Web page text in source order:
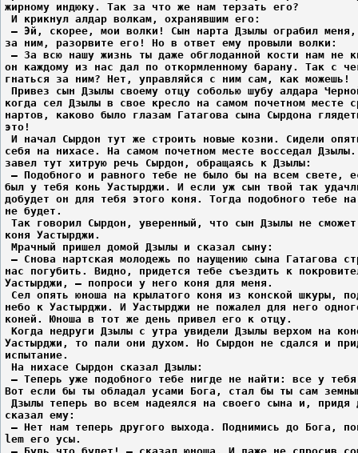
жирному индюку. Так за что же нам терзать его?
И крикнул алдар волкам, охранявшим его:
– Эй, скорее, мои волки! Сын нарта Дзылы ограбил меня,
за ним, разорвите его! Но в ответ ему провыли волки:
– За всю нашу жизнь ты даже обглоданной кости нам не
он каждому из нас дал по откормленному барану. Так с
гнаться за ним? Нет, управляйся с ним сам, как можешь!
Привез сын Дзылы своему отцу соболью шубу алдара
когда сел Дзылы в свое кресло на самом почетном месте
нартов, каково было глазам Гатагова сына Сырдона
это!
И начал Сырдон тут же строить новые козни. Сидели
себя на нихасе. На самом почетном месте восседал
завел тут хитрую речь Сырдон, обращаясь к Дзылы:
– Подобного и равного тебе не было бы на всем свете,
был у тебя конь Уастырджи. И если уж сын твой так
добудет он для тебя этого коня. Тогда подобного тебе
не будет.
Так говорил Сырдон, уверенный, что сын Дзылы не
коня Уастырджи.
Мрачный пришел домой Дзылы и сказал сыну:
– Снова нартская молодежь по наущению сына Гатагова
нас погубить. Видно, придется тебе съездить к
Уастырджи, – попроси у него коня для меня.
Сел опять юноша на крылатого коня из конской шкуры,
небо к Уастырджи. И Уастырджи не пожалел для него
коней. Юноша в тот же день привел его к отцу.
Когда недруги Дзылы с утра увидели Дзылы верхом на
Уастырджи, то пали они духом. Но Сырдон не сдался и
испытание.
На нихасе Сырдон сказал Дзылы:
– Теперь уже подобного тебе нигде не найти: все у
Вот если бы ты обладал усами Бога, стал бы ты сам
Дзылы теперь во всем надеялся на своего сына и, придя
сказал ему:
– Нет нам теперь другого выхода. Поднимись до Бога,
lem его усы.